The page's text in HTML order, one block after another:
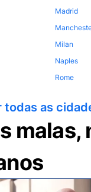
Madrid
Milan
Naples
Rome
todas as
malas,